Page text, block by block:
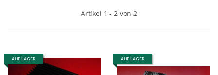
Artikel 1 - 2 von 2
AUF LAGER AUF LAGER